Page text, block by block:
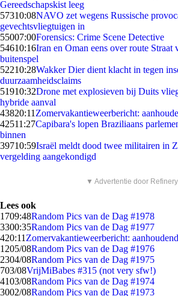
Gereedschapskist leeg
57310:08NAVO zet wegens Russische
gevechtsvliegtuigen in
55007:00Forensics: Crime Scene Detective
54610:16Iran en Oman eens over route Straat
buitenspel
52210:28Wakker Dier dient klacht in tegen
duurzaamheidsclaims
51910:32Drone met explosieven bij Duits
hybride aanval
43820:11 Zomervakantieweerbericht:
42511:27Capibara's lopen Braziliaans
binnen
39710:59Israël meldt dood twee militairen in
vergelding aangekondigd
▼ Advertentie door
Lees ook
1709:48Random Pics van de Dag #1978
3300:35Random Pics van de Dag #1977
420:11 Zomervakantieweerbericht:
1205/08Random Pics van de Dag #1976
2304/08Random Pics van de Dag #1975
703/08VrijMiBabes #315 (not very sfw!)
4103/08Random Pics van de Dag #1974
3002/08Random Pics van de Dag #1973